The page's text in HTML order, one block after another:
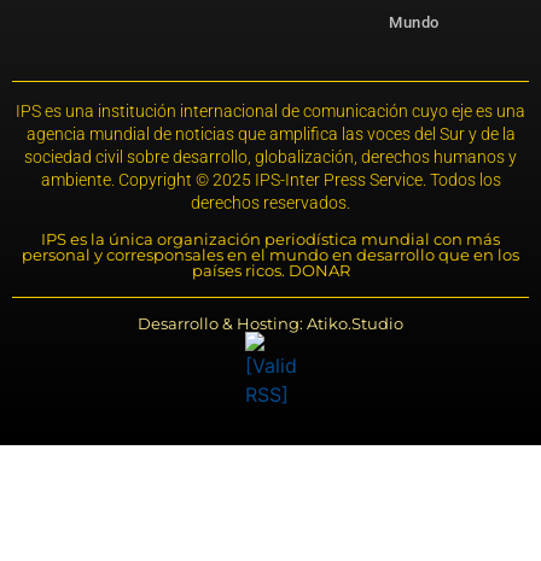
Mundo
IPS es una institución internacional de comunicación cuyo eje es una
agencia mundial de noticias que amplifica las voces del Sur y de la
sociedad civil sobre desarrollo, globalización, derechos humanos y
ambiente. Copyright © 2025 IPS-Inter Press Service. Todos los
derechos reservados.
IPS es la única organización periodística mundial con más
personal y corresponsales en el mundo en desarrollo que en los
países ricos. DONAR
Desarrollo & Hosting: Atiko.Studio